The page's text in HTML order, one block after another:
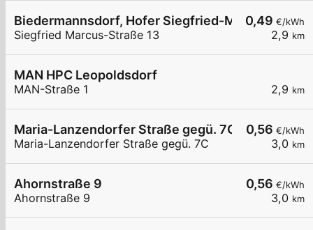
0,49 €/kWh
2,9 km
Biedermannsdorf, Hofer Siegfried-Marcus-
Siegfried Marcus-Straße 13
2,9 km
MAN HPC Leopoldsdorf
MAN-Straße 1
0,56 €/kWh
3,0 km
Maria-Lanzendorfer Straße gegü. 7C
Maria-Lanzendorfer Straße gegü. 7C
0,56 €/kWh
3,0 km
Ahornstraße 9
Ahornstraße 9